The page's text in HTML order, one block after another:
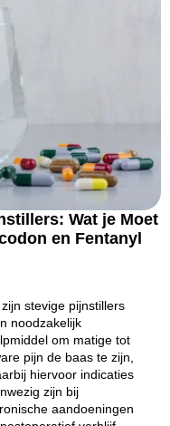
Wat je Moet
en Fentanyl
zijn stevige pijnstillers
noodzakelijk
om matige tot
pijn de baas te zijn,
hiervoor indicaties
zijn bij
aandoeningen